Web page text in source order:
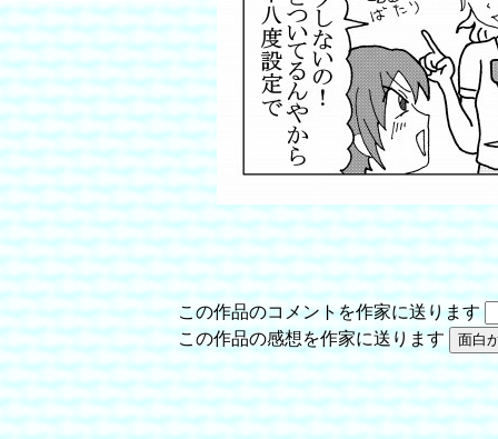
この作品のコメントを作家に送ります
この作品の感想を作家に送ります